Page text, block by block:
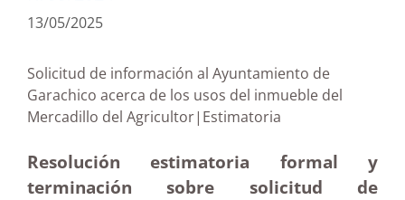
13/05/2025
Solicitud de información al Ayuntamiento de
Garachico acerca de los usos del inmueble del
Mercadillo del Agricultor|Estimatoria
Resolución estimatoria formal y
terminación sobre solicitud de